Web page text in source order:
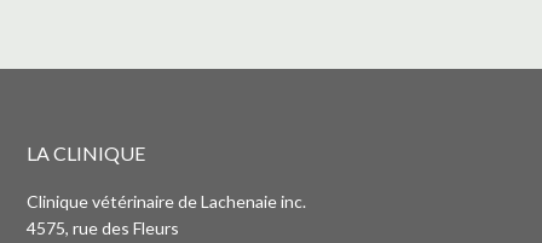
LA CLINIQUE
Clinique vétérinaire de Lachenaie inc.
4575, rue des Fleurs